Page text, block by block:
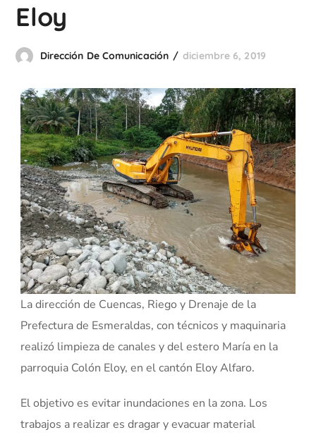
Eloy
Dirección De Comunicación diciembre 6, 2019
La dirección de Cuencas, Riego y Drenaje de la
Prefectura de Esmeraldas, con técnicos y maquinaria
realizó limpieza de canales y del estero María en la
parroquia Colón Eloy, en el cantón Eloy Alfaro.
El objetivo es evitar inundaciones en la zona. Los
trabajos a realizar es dragar y evacuar material